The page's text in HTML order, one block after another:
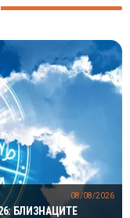
БЛИЗНАЦИТЕ
08/08/2026